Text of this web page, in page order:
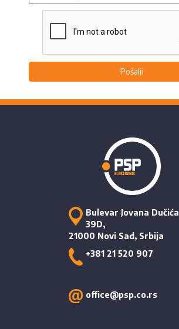
Pošalji
Bulevar Jovana Dučića
39D,
21000 Novi Sad, Srbija
+381 21 520 907
office@psp.co.rs